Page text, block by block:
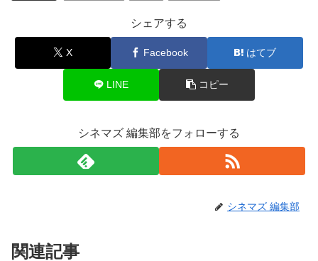
シェアする
X Facebook はてブ
LINE コピー
シネマズ 編集部をフォローする
シネマズ 編集部
関連記事